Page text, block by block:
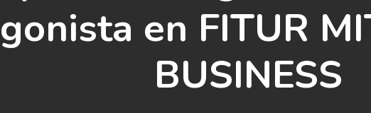
en FITUR
BUSINESS